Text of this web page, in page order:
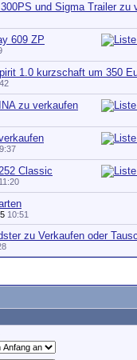
und Sigma Trailer zu
609 ZP
1.0 kurzschaft um 350
zu verkaufen
Classic
11:20
10:51
zu Verkaufen oder